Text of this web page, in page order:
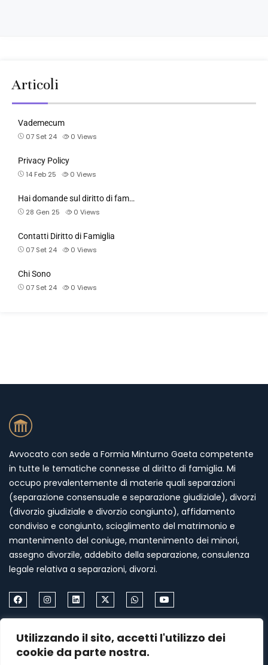
Utilizzando il sito, accetti l'utilizzo dei
cookie da parte nostra.
Articoli
Vademecum
07 Set 24
0 Views
Privacy Policy
14 Feb 25
0 Views
Hai domande sul diritto di fam…
28 Gen 25
0 Views
Contatti Diritto di Famiglia
07 Set 24
0 Views
Chi Sono
07 Set 24
0 Views
Avvocato con sede a Formia Minturno Gaeta competente
in tutte le tematiche connesse al diritto di famiglia. Mi
occupo prevalentemente di materie quali separazioni
(separazione consensuale e separazione giudiziale), divorzi
(divorzio giudiziale e divorzio congiunto), affidamento
condiviso e congiunto, scioglimento del matrimonio e
mantenimento del coniuge, mantenimento dei minori,
assegno divorzile, addebito della separazione, consulenza
legale relativa a separazioni, divorzi.
Formia via Palazzo Condotto 18